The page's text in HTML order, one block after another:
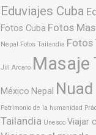
Eduviajes Cuba
Fotos Cuba Fotos
Nepal
Fotos Tailandia Fotos
Jill Arcaro Masaje
México Nepal
Patrimonio de la humanidad
Tailandia Unesco Viajar